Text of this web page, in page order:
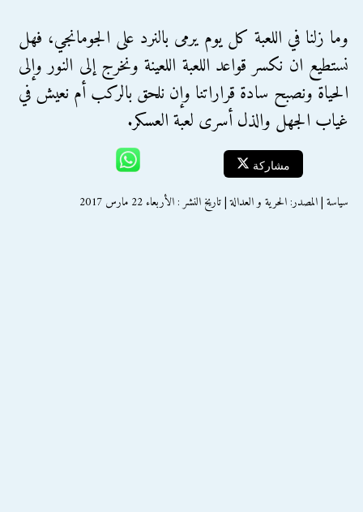
وما زلنا في اللعبة كل يوم يرمى بالنرد على الجومانجي، فهل
نستطيع ان نكسر قواعد اللعبة اللعينة ونخرج إلى النور وإلى
الحياة ونصبح سادة قراراتنا وإن نلحق بالركب أم نعيش في
غياب الجهل والذل أسرى لعبة العسكر.
مشاركة
سياسة | المصدر: الحرية و العدالة | تاريخ النشر : الأربعاء 22 مارس 2017